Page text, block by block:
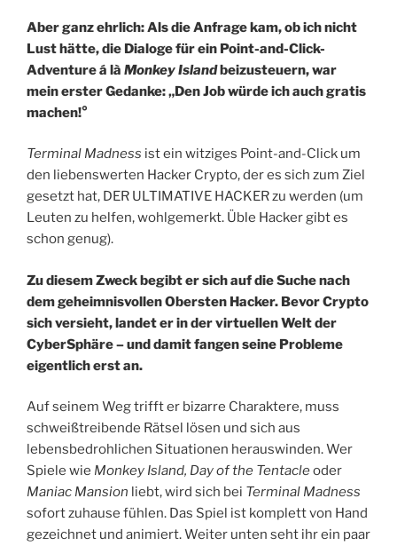
Aber ganz ehrlich: Als die Anfrage kam, ob ich nicht
Lust hätte, die Dialoge für ein Point-and-Click-
Adventure á là Monkey Islandbeizusteuern, war
mein erster Gedanke: „Den Job würde ich auch gratis
machen!°
Terminal Madness ist ein witziges Point-and-Click um
den liebenswerten Hacker Crypto, der es sich zum Ziel
gesetzt hat, DER ULTIMATIVE HACKER zu werden (um
Leuten zu helfen, wohlgemerkt. Üble Hacker gibt es
schon genug).
Zu diesem Zweck begibt er sich auf die Suche nach
dem geheimnisvollen Obersten Hacker. Bevor Crypto
sich versieht, landet er in der virtuellen Welt der
CyberSphäre – und damit fangen seine Probleme
eigentlich erst an.
Auf seinem Weg trifft er bizarre Charaktere, muss
schweißtreibende Rätsel lösen und sich aus
lebensbedrohlichen Situationen herauswinden. Wer
Spiele wie Monkey Island, Day of the Tentacleoder
Maniac Mansion liebt, wird sich bei Terminal Madness
sofort zuhause fühlen. Das Spiel ist komplett von Hand
gezeichnet und animiert. Weiter unten seht ihr ein paar